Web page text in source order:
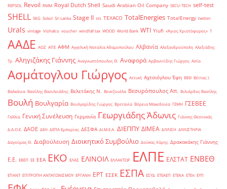
REPSOL Revoil RMM Royal Dutch Shell Saudi Arabian Oil Company SECU-TECH self-test
SHELL SKG Sokol Sri Lanka Stage II sts TEXACO TotalEnergies TotalEnergy twitter
Urals vintage Viohalco voucher windfall tax WOOD World Bank WTI Yiufi «Άγιος Χριστόφορος» ΄1
ΑΑΔΕ ΑΟΖ ΑΠΕ ΑΦΜ Αγγελική Ναταλία Αδαμοπούλου Αλβανία Αλεξανδρούπολη Αλεξιάδης
Τρ. Αληγιζάκης Γιάννης Αναγνωστόπουλος Θ. Αναφορά Αρβανιτίδης Γιώργος Ασία
Ασμάτογλου Γιώργος Αττική Αχτσιόγλου Έφη ΒΕΘ Βέττας Ι.
Βαλκάνια Βασίλης Βασιλειάδης Βελετάκης Ν. Βενεζουέλα Βεσυρόπουλος Απ. Βιλιάρδος Βασίλης
Βουλή Βουλγαρία Βουλγαρίδης Γιώργος Βρετανία Βόρεια Μακεδονία ΓΕΜΗ ΓΣΕΒΕΕ
Γαλλία Γενική Συνέλευση Γερμανία Γεωργιάδης Άδωνις Γιάννης Θεοτοκάς
Δ.Α.Ο.Ε. ΔΑΟΕ ΔΕΗ ΔΕΠΑ Εμπορίας ΔΕΣΦΑ ΔΙ.Μ.Ε.Α. ΔΙΕΠΠΥ ΔΙΜΕΑ ΔΙΥΛΙΣΗ ΔΙΥΛΙΣΤΗΡΙΑ
Δαγούμας Θ. Διαβούλευση Διοικητικό Συμβούλιο Δούκας Χάρης Δρακακάκης Γιάννης
Ε.Ε. ΕΒΕΠ ΕΕ ΕΕΑ ΕΚΟ ΕΛΑΣ ΕΛΙΝΟΙΛ ΕΛΛΑΚΤΩΡ ΕΛΠΕ ΕΛΣΤΑΤ ΕΝΒΕΘ
ΕΠΑΝΤ ΕΠΙΤΡΟΠΗ ΑΝΤΑΓΩΝΙΣΜΟΥ ΕΡΓΑΝΗ ΕΡΤ ΕΣΕΚ ΕΣΠΑ ΕΣΥΔ ΕΤΕΑΕΠ ΕΤΕΚΑ ΕΤΕπ ΕΥΠ